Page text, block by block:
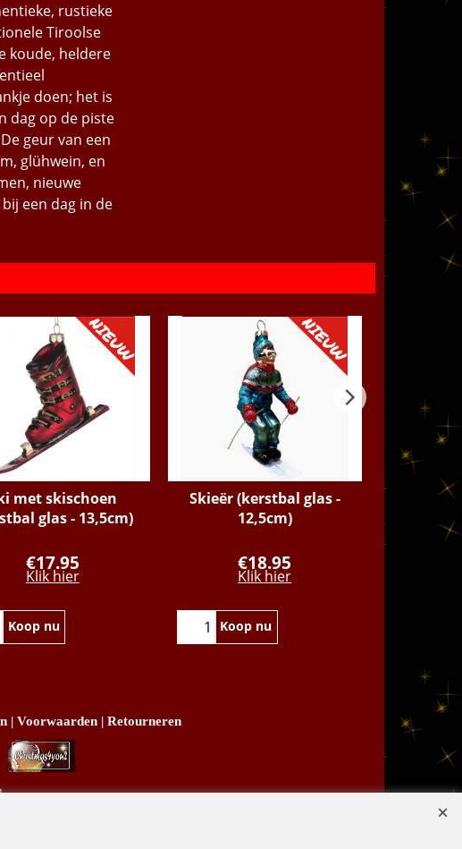
rustieke
Tiroolse
koude, heldere
doen; het is
dag op de piste
geur van een
glühwein, en
nieuwe
een dag in de
met skischoen
glas - 13,5cm)
€17.95
Klik hier
Koop nu
Skieër (kerstbal glas -
12,5cm)
€18.95
Klik hier
Koop nu
glas/
| Voorwaarden | Retourneren